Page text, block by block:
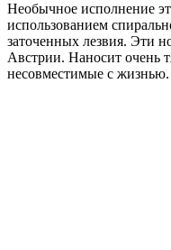
Необычное исполнение
использованием
заточенных лезвия. Эти
Австрии. Наносит очень
несовместимые с жизнью.